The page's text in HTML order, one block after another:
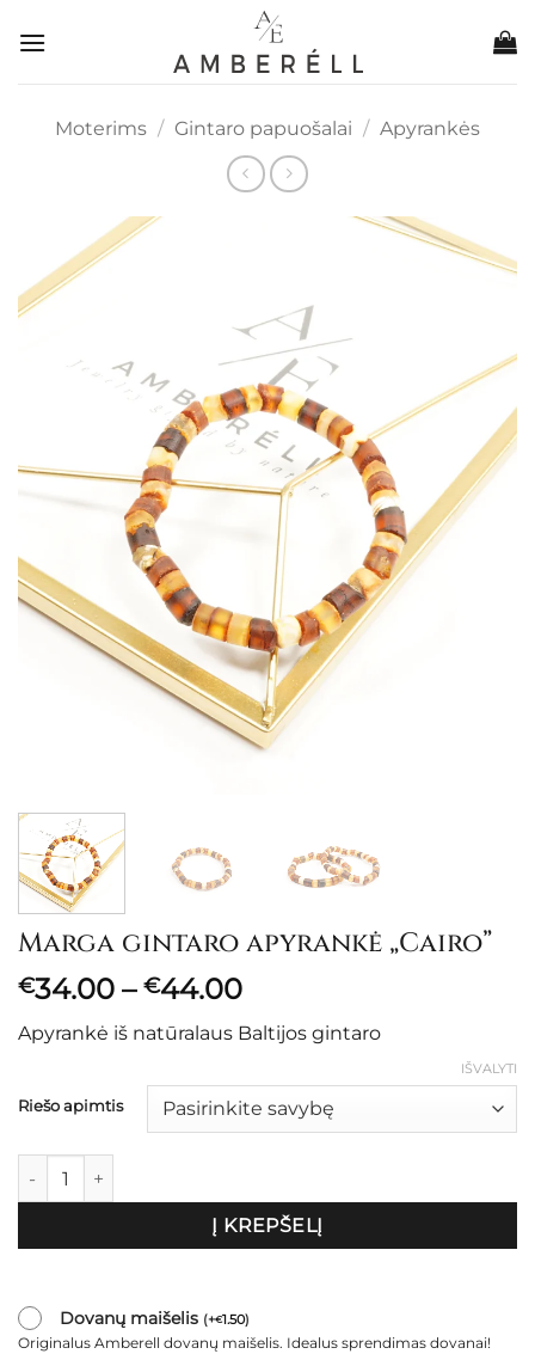
Moterims / Gintaro papuošalai / Apyrankės
Marga gintaro apyrankė „Cairo”
€34.00 – €44.00Price
range:
€34.00
€44.00
Apyrankė iš natūralaus Baltijos gintaro
Riešo apimtis
IŠVALYTI
produkto kiekis: Marga gintaro apyrankė "Cairo"
Į KREPŠELĮ
Dovanų maišelis (+€1.50)
Originalus Amberell dovanų maišelis. Idealus sprendimas dovanai!